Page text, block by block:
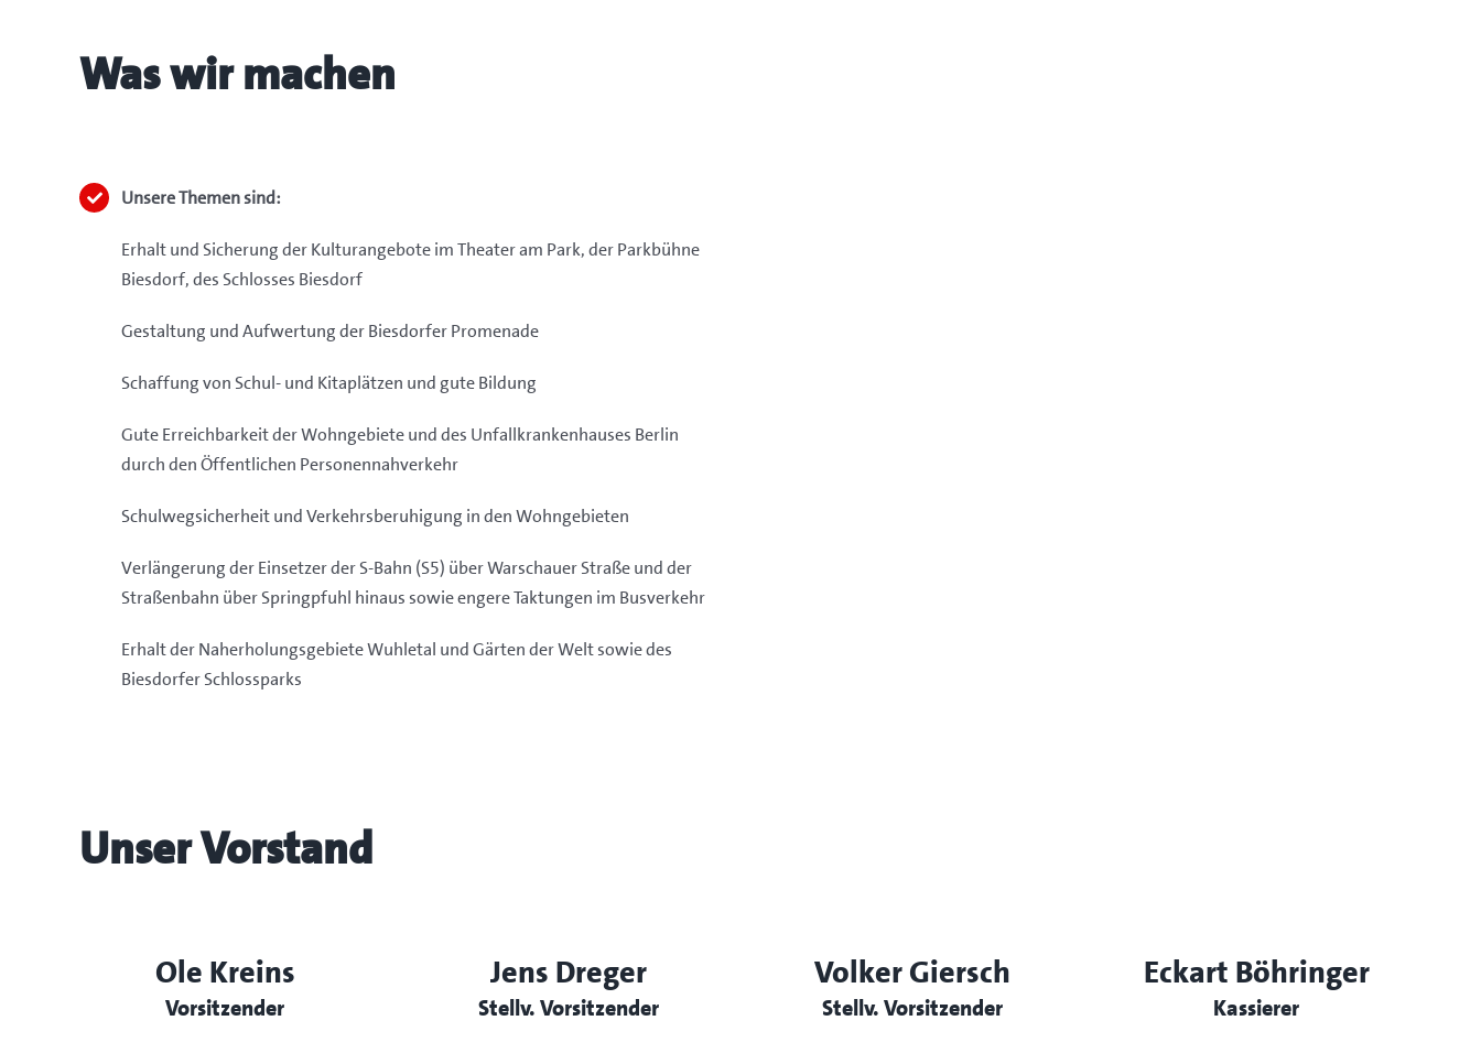
Was wir machen
Unsere Themen sind:
Erhalt und Sicherung der Kulturangebote im Theater am Park, der Parkbühne
Biesdorf, des Schlosses Biesdorf
Gestaltung und Aufwertung der Biesdorfer Promenade
Schaffung von Schul- und Kitaplätzen und gute Bildung
Gute Erreichbarkeit der Wohngebiete und des Unfallkrankenhauses Berlin
durch den Öffentlichen Personennahverkehr
Schulwegsicherheit und Verkehrsberuhigung in den Wohngebieten
Verlängerung der Einsetzer der S-Bahn (S5) über Warschauer Straße und der
Straßenbahn über Springpfuhl hinaus sowie engere Taktungen im Busverkehr
Erhalt der Naherholungsgebiete Wuhletal und Gärten der Welt sowie des
Biesdorfer Schlossparks
Unser Vorstand
Ole Kreins
Vorsitzender
Jens Dreger
Stellv. Vorsitzender
Volker Giersch
Stellv. Vorsitzender
Eckart Böhringer
Kassierer